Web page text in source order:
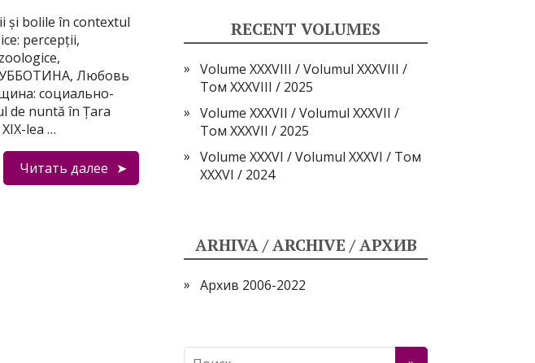
și bolile în contextul
percepții,
Любовь
социально-
de nuntă în Țara
lea …
Читать далее
RECENT VOLUMES
Volume XXXVIII / Volumul XXXVIII /
Том XXXVIII / 2025
Volume XXXVII / Volumul XXXVII /
Том XXXVII / 2025
Volume XXXVI / Volumul XXXVI / Том
XXXVI / 2024
ARHIVA / ARCHIVE / АРХИВ
Архив 2006-2022